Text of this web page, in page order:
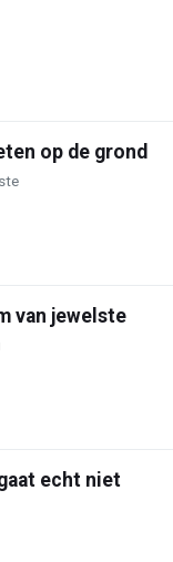
op de grond
van jewelste
echt niet